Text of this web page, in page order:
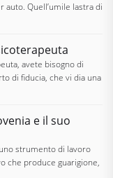
Quell’umile lastra di
avete bisogno di
di fiducia, che vi dia una
e il suo
strumento di lavoro
che produce guarigione,